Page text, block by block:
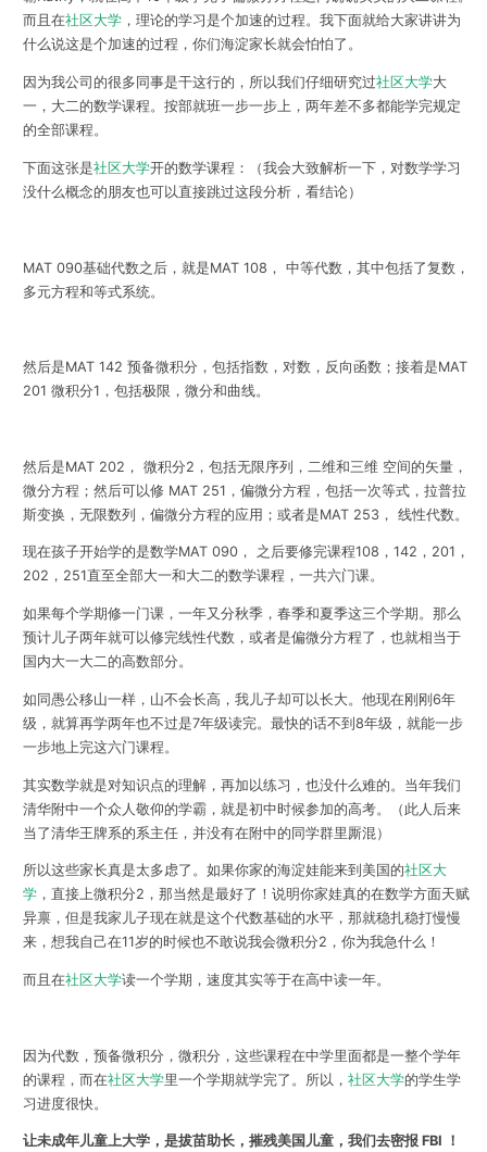
而且在社区大学，理论的学习是个加速的过程。我下面就给大家讲讲为
什么说这是个加速的过程，你们海淀家长就会怕怕了。
因为我公司的很多同事是干这行的，所以我们仔细研究过社区大学大
一，大二的数学课程。按部就班一步一步上，两年差不多都能学完规定
的全部课程。
下面这张是社区大学开的数学课程：（我会大致解析一下，对数学学习
没什么概念的朋友也可以直接跳过这段分析，看结论）
MAT 090基础代数之后，就是MAT 108， 中等代数，其中包括了复数，
多元方程和等式系统。
然后是MAT 142 预备微积分，包括指数，对数，反向函数；接着是MAT
201 微积分1，包括极限，微分和曲线。
然后是MAT 202， 微积分2，包括无限序列，二维和三维 空间的矢量，
微分方程；然后可以修 MAT 251，偏微分方程，包括一次等式，拉普拉
斯变换，无限数列，偏微分方程的应用；或者是MAT 253， 线性代数。
现在孩子开始学的是数学MAT 090， 之后要修完课程108，142，201，
202，251直至全部大一和大二的数学课程，一共六门课。
如果每个学期修一门课，一年又分秋季，春季和夏季这三个学期。那么
预计儿子两年就可以修完线性代数，或者是偏微分方程了，也就相当于
国内大一大二的高数部分。
如同愚公移山一样，山不会长高，我儿子却可以长大。他现在刚刚6年
级，就算再学两年也不过是7年级读完。最快的话不到8年级，就能一步
一步地上完这六门课程。
其实数学就是对知识点的理解，再加以练习，也没什么难的。当年我们
清华附中一个众人敬仰的学霸，就是初中时候参加的高考。（此人后来
当了清华王牌系的系主任，并没有在附中的同学群里厮混）
所以这些家长真是太多虑了。如果你家的海淀娃能来到美国的社区大
学，直接上微积分2，那当然是最好了！说明你家娃真的在数学方面天赋
异禀，但是我家儿子现在就是这个代数基础的水平，那就稳扎稳打慢慢
来，想我自己在11岁的时候也不敢说我会微积分2，你为我急什么！
而且在社区大学读一个学期，速度其实等于在高中读一年。
因为代数，预备微积分，微积分，这些课程在中学里面都是一整个学年
的课程，而在社区大学里一个学期就学完了。所以， 社区大学的学生学
习进度很快。
让未成年儿童上大学，是拔苗助长，摧残美国儿童，我们去密报 FBI ！